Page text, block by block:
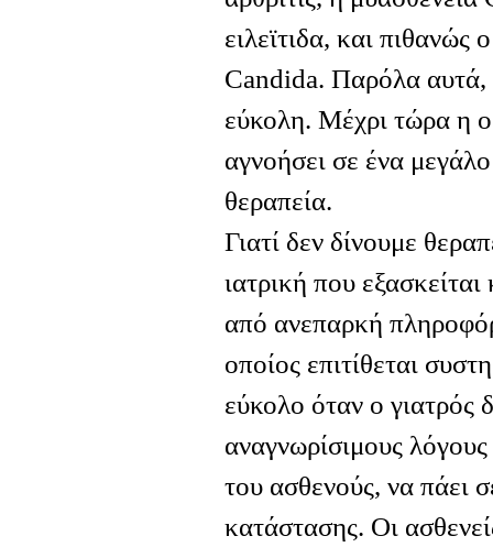
ειλεϊτιδα, και
Candida. Παρόλα αυτά,
εύκολη. Μέχρι τώρα η
αγνοήσει σε ένα
θεραπεία.
Γιατί δεν δίνουμε
ιατρική που
από ανεπαρκή
οποίος επιτίθεται
εύκολο όταν ο γιατρός
αναγνωρίσιμους
του ασθενούς, να πάει
κατάστασης. Οι